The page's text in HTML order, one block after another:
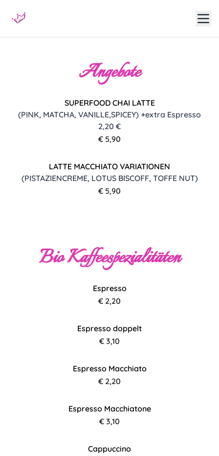
Angebote
SUPERFOOD CHAI LATTE
(PINK, MATCHA, VANILLE,SPICEY) +extra Espresso
2,20 €
€ 5,90
LATTE MACCHIATO VARIATIONEN
(PISTAZIENCREME, LOTUS BISCOFF, TOFFE NUT)
€ 5,90
Bio Kaffeespezialitäten
Espresso
€ 2,20
Espresso doppelt
€ 3,10
Espresso Macchiato
€ 2,20
Espresso Macchiatone
€ 3,10
Cappuccino